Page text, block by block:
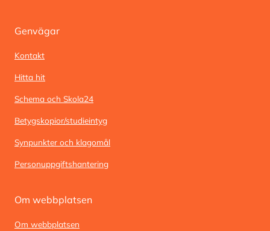
Genvägar
Kontakt
Hitta hit
Schema och Skola24
Betygskopior/studieintyg
Synpunkter och klagomål
Personuppgiftshantering
Om webbplatsen
Om webbplatsen